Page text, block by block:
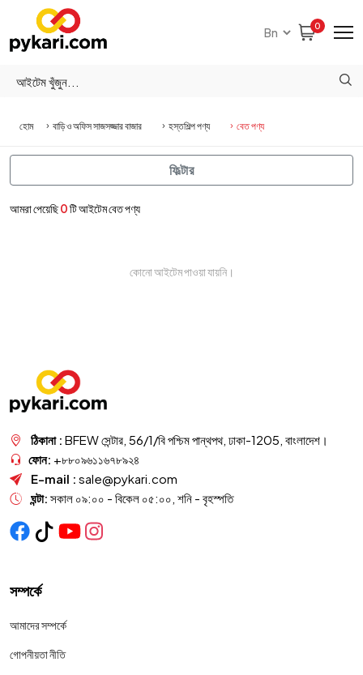
0
হোম বাড়ি ও অফিস সাজসজ্জার বাজার হস্তশিল্প পণ্য বেত পণ্য
আমরা পেয়েছি0টি আইটেম বেত পণ্য
কোনো আইটেম পাওয়া যায়নি।
ফিল্টার
ঠিকানা : BFEW সেন্টার, 56/1/বি পশ্চিম পান্থপথ, ঢাকা-1205, বাংলাদেশ।
ফোন: +৮৮০৯৬১১৬৭৮৯২৪
E-mail : sale@pykari.com
ঘন্টা: সকাল ০৯:০০ - বিকেল ০৫:০০, শনি - বৃহস্পতি
সম্পর্কে
আমাদের সম্পর্কে
গোপনীয়তা নীতি